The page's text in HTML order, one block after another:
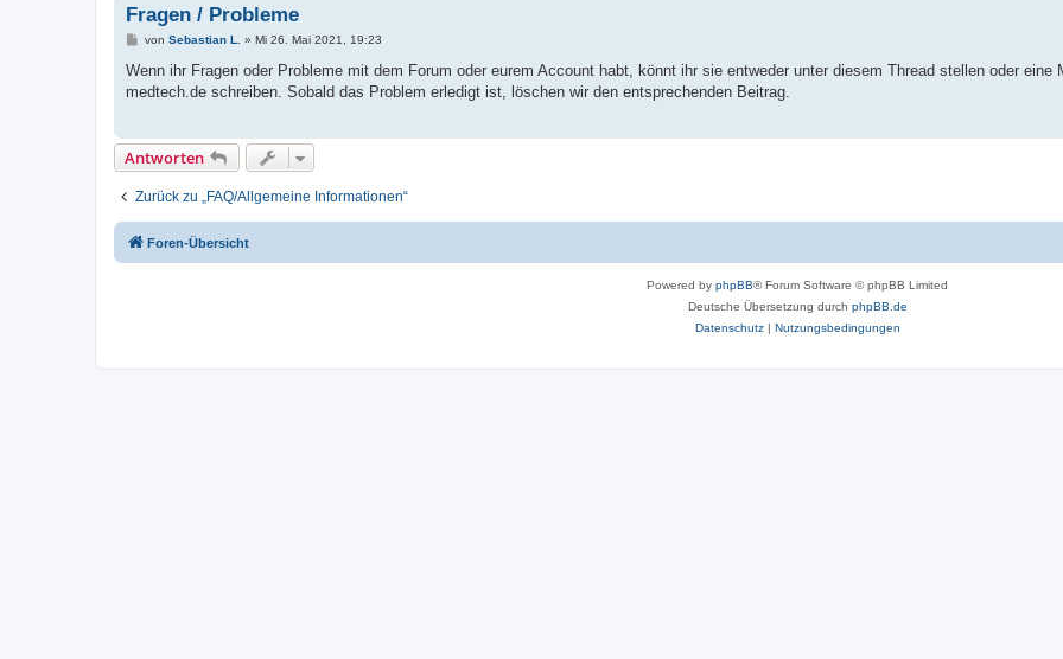
Fragen / Probleme
B
i
r
von Sebastian L. » Mi 26. Mai 2021, 19:23
Wenn ihr Fragen oder Probleme mit dem Forum oder eurem Account habt, könnt ihr sie entweder unter diesem Thread stellen oder eine
medtech.de schreiben. Sobald das Problem erledigt ist, löschen wir den entsprechenden Beitrag.
Antworten
Zurück zu „FAQ/Allgemeine Informationen“
Foren-Übersicht
Powered by phpBB® Forum Software © phpBB Limited
Deutsche Übersetzung durch phpBB.de
Datenschutz| Nutzungsbedingungen